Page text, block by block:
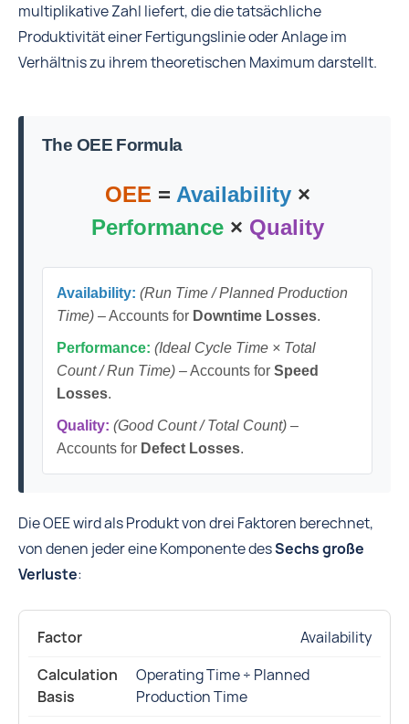
multiplikative Zahl liefert, die die tatsächliche
Produktivität einer Fertigungslinie oder Anlage im
Verhältnis zu ihrem theoretischen Maximum darstellt.
The OEE Formula
OEE = Availability×
Performance× Quality
Availability: (Run Time / Planned Production
Time) – Accounts for Downtime Losses.
Performance: (Ideal Cycle Time × Total
Count / Run Time) – Accounts for Speed
Losses.
Quality: (Good Count / Total Count) –
Accounts for Defect Losses.
Die OEE wird als Produkt von drei Faktoren berechnet,
von denen jeder eine Komponente desSechs große
Verluste:
Availability
Operating Time ÷ Planned
Production Time